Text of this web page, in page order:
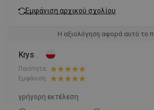
Εμφάνιση αρχικού σχολίου
Η αξιολόγηση αφορά αυτό το
Krys .
Ποιότητα:
Εμφάνιση:
γρήγορη εκτέλεση